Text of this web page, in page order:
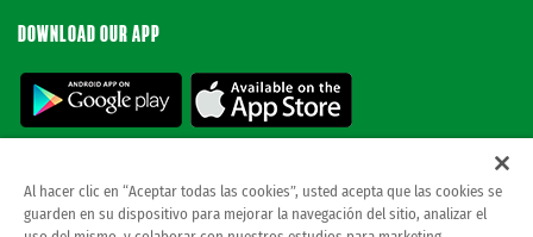
DOWNLOAD OUR APP
© REAL BETIS BALOMPIE.This website is the only official Real Betis Balompié. All
Al hacer clic en “Aceptar todas las cookies”, usted acepta que las cookies se
guarden en su dispositivo para mejorar la navegación del sitio, analizar el